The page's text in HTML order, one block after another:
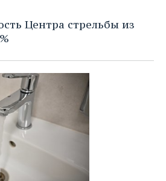
Центра стрельбы из